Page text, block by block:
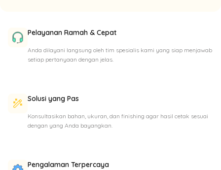
Pelayanan Ramah & Cepat
Anda dilayani langsung oleh tim spesialis kami yang siap menjawab
setiap pertanyaan dengan jelas.
Solusi yang Pas
Konsultasikan bahan, ukuran, dan finishing agar hasil cetak sesuai
dengan yang Anda bayangkan.
Pengalaman Terpercaya